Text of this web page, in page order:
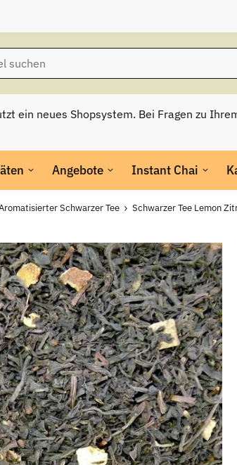
ein neues Shopsystem. Bei Fragen zu
Angebote Instant Chai
Schwarzer Tee Schwarzer Tee Lemon